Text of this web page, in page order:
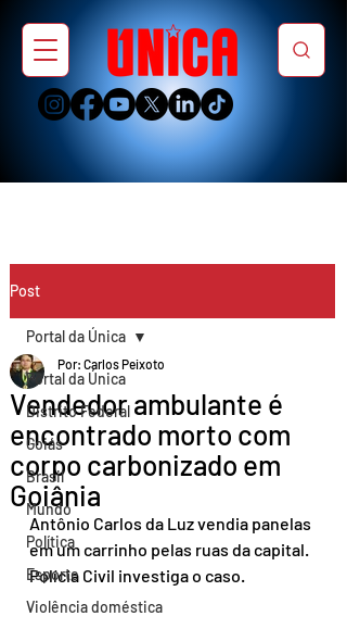
Post
Portal da Única
Distrito Federal
Goiás
Brasil
Mundo
Política
Esporte
Violência doméstica
Portal da Única
Vendedor ambulante é
encontrado morto com
corpo carbonizado em
Goiânia
Por: Carlos Peixoto
Antônio Carlos da Luz vendia panelas
em um carrinho pelas ruas da capital.
Polícia Civil investiga o caso.